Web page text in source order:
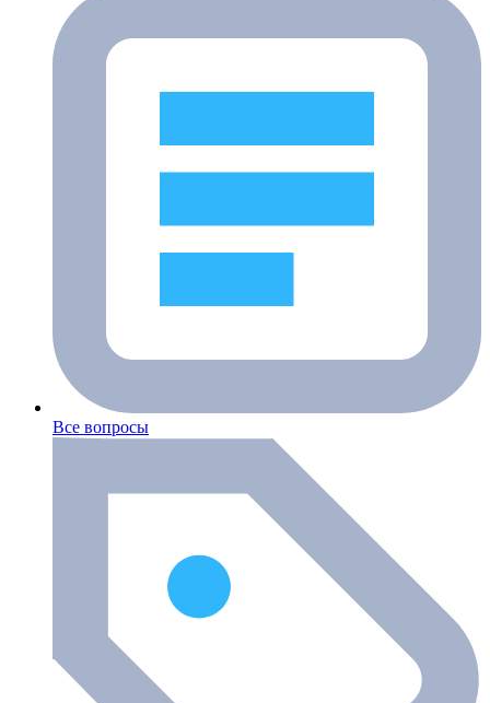
Все вопросы